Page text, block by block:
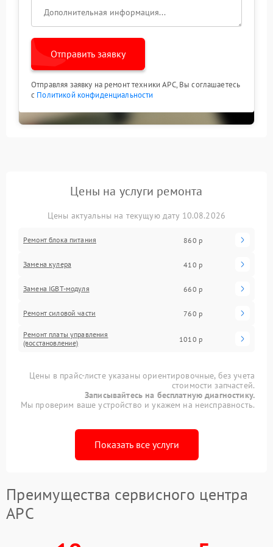
Отправить заявку
Отправляя заявку на ремонт техники APC, Вы соглашаетесь
с Политикой конфиденциальности
Цены на услуги ремонта
Цены актуальны на текущую дату 10.08.2026
Ремонт блока питания 860 р
Замена кулера 410 р
Замена IGBT-модуля 660 р
Ремонт силовой части 760 р
Ремонт платы управления
(восстановление)
1010 р
Цены в прайс-листе указаны ориентировочные, без учета
стоимости запчастей.
Записывайтесь на бесплатную диагностику.
Мы проверим ваше устройство и укажем на неисправность.
Показать все услуги
Преимущества сервисного центра
APC